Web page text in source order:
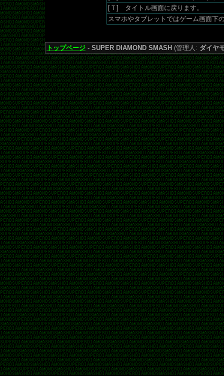
[Ｔ] タイトル画面に戻ります。
スマホやタブレットではゲーム画面下
トップページ - SUPER DIAMOND SMASH (管理人: ダイヤ